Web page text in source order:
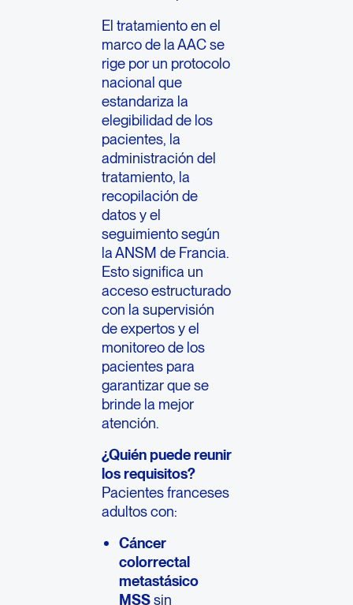
El tratamiento en el
marco de la AAC se
rige por un protocolo
nacional que
estandariza la
elegibilidad de los
pacientes, la
administración del
tratamiento, la
recopilación de
datos y el
seguimiento según
la ANSM de Francia.
Esto significa un
acceso estructurado
con la supervisión
de expertos y el
monitoreo de los
pacientes para
garantizar que se
brinde la mejor
atención.
¿Quién puede reunir
los requisitos?
Pacientes franceses
adultos con:
Cáncer
colorrectal
metastásico
MSSsin